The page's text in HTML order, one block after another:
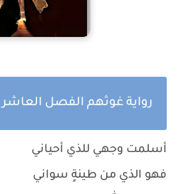
رواية غوثهم الفصل العاشر
أسلمت وجهي للذي أحياني
فهو الذي من طينةٍ سواني